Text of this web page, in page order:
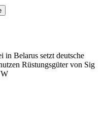
in Belarus setzt deutsche
Rüstungsgüter von Sig